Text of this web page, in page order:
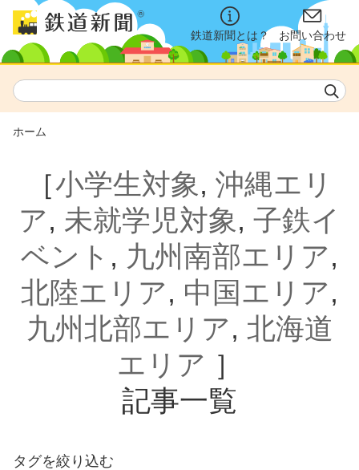
鉄道新聞とは？ お問い合わせ
ホーム
［小学生対象, 沖縄エリ
ア, 未就学児対象, 子鉄イ
ベント , 九州南部エリア,
北陸エリア, 中国エリア,
九州北部エリア, 北海道
エリア ］
記事一覧
タグを絞り込む